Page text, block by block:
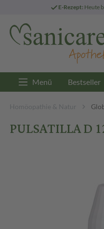
E-Rezept: Heute
Menü Bestseller
Homöopathie & Natur
PULSATILLA D